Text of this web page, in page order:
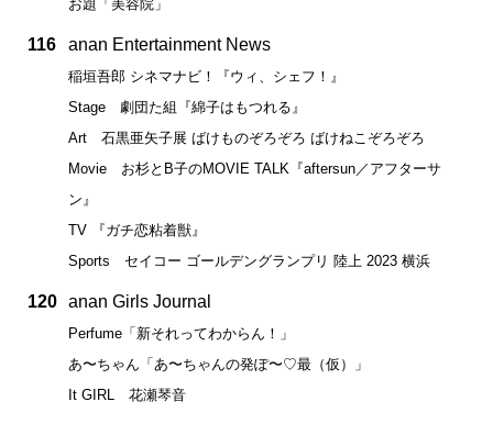
お題「美容院」
116 anan Entertainment News
稲垣吾郎 シネマナビ！『ウィ、シェフ！』
Stage 劇団た組『綿子はもつれる』
Art 石黒亜矢子展 ばけものぞろぞろ ばけねこぞろぞろ
Movie お杉とB子のMOVIE TALK『aftersun／アフターサ
ン』
TV 『ガチ恋粘着獣』
Sports セイコー ゴールデングランプリ 陸上 2023 横浜
120 anan Girls Journal
Perfume「新それってわからん！」
あ〜ちゃん「あ〜ちゃんの発ぽ〜♡最（仮）」
It GIRL 花瀬琴音